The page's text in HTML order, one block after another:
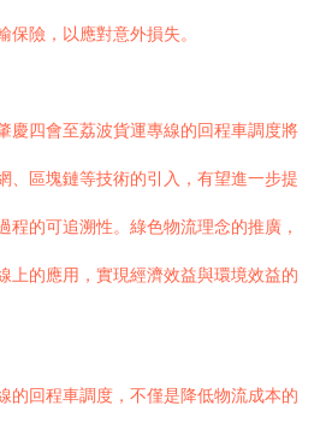
險，以應對意外損失。
慶四會至荔波貨運專線的回程車調度將
、區塊鏈等技術的引入，有望進一步提
程的可追溯性。綠色物流理念的推廣，
上的應用，實現經濟效益與環境效益的
的回程車調度，不僅是降低物流成本的